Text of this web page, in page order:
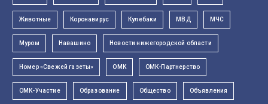
Животные Коронавирус Кулебаки МВД МЧС
Муром Навашино Новости нижегородской области
Номер «Свежей газеты» ОМК ОМК-Партнерство
ОМК-Участие Образование Общество Объявления